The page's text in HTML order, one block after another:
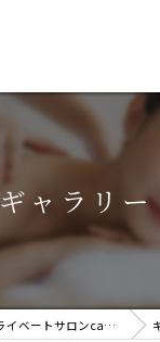
ギャラリー
八女のエステならプライベートサロンcache cache